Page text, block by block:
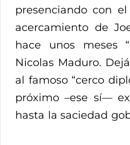
presenciando con
acercamiento de
hace unos meses
Nicolas Maduro.
al famoso “cerco
próximo –ese sí—
hasta la saciedad